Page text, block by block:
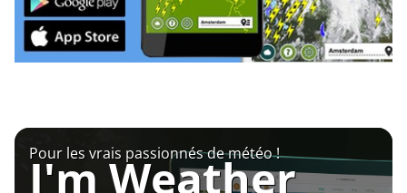
Pour les vrais passionnés de météo !
I'm Weather